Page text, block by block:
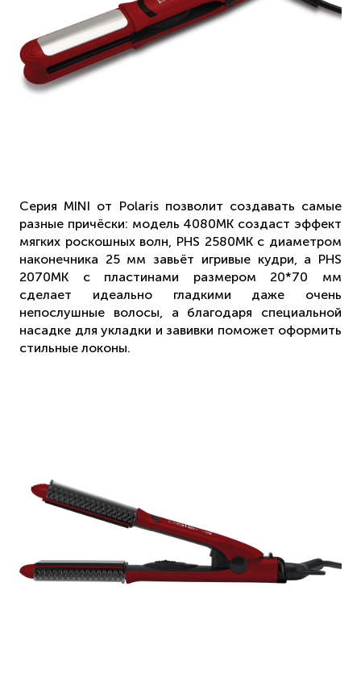
Серия MINI от Polaris позволит создавать самые
разные причёски: модель 4080MK создаст эффект
мягких роскошных волн, PHS 2580MK с диаметром
наконечника 25 мм завьёт игривые кудри, а PHS
2070МК с пластинами размером 20*70 мм
сделает идеально гладкими даже очень
непослушные волосы, а благодаря специальной
насадке для укладки и завивки поможет оформить
стильные локоны.